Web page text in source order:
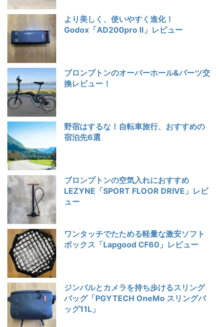
より美しく、使いやすく進化！
Godox「AD200pro Ⅱ」レビュー
ブロンプトンのオーバーホール&パーツ交
換レビュー！
野宿はするな！自転車旅行、おすすめの
宿泊先6選
ブロンプトンの空気入れにおすすめ
LEZYNE「SPORT FLOOR DRIVE」レビ
ュー
ワンタッチでたためる軽量な激安ソフト
ボックス「Lapgood CF60」レビュー
ジンバルとカメラを持ち歩けるスリング
バッグ「PGYTECH OneMo スリングバ
ッグ11L」